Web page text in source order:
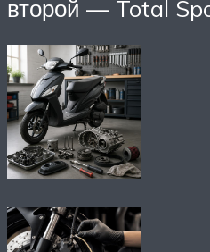
второй — Total